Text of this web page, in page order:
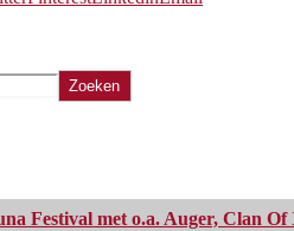
Zoeken
Festival met o.a. Auger, Clan